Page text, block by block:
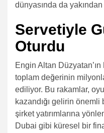
dünyasında da
Servetiyle
Oturdu
Engin Altan Düzyatan’ın
toplam değerinin
ediliyor. Bu rakamlar,
kazandığı gelirin önemli
şirket yatırımlarına
Dubai gibi küresel bir